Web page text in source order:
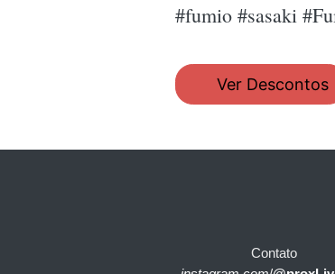
#fumio #sasaki
Ver Descontos
Contato